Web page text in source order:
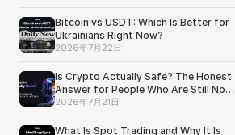
Bitcoin vs USDT: Which Is Better for
Ukrainians Right Now?
2026年7月22日
Is Crypto Actually Safe? The Honest
Answer for People Who Are Still Not
Sure
2026年7月21日
What Is Spot Trading and Why It Is